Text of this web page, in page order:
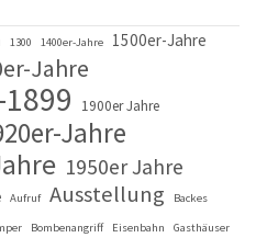
1300 1400er-Jahre 1500er-Jahre
Jahre
1900er Jahre
Jahre
1950er Jahre
Aufruf Ausstellung Backes
Bombenangriff Eisenbahn Gasthäuser